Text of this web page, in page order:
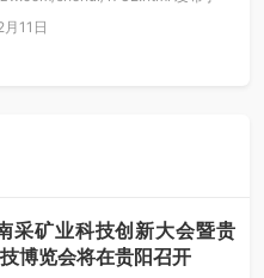
11日
采矿业科技创新大会暨贵
博览会将在贵阳召开